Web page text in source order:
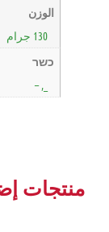
الوزن
130 جرام
כשר
_, –
منتجات